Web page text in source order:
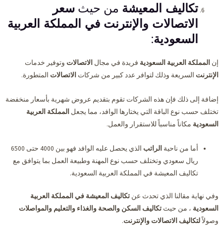
تكاليف المعيشة من حيثسعر
الاتصالات والإنترنت في المملكة العربية
السعودية:
إن المملكة العربية السعودية فريدة في مجال الاتصالات وتوفير خدمات
الإنترنت السريعة وذلك لتوافر عدد كبير من شركات الاتصالات المتطورة.
إضافة إلى ذلك فإن هذه الشركات تقوم بتقديم عروض شهرية بأسعار منخفضة
تختلف حسب نوع الباقة التي يختارها الوافد، مما يجعل المملكة العربية
السعودية مكاناً مناسباً للاستقرار والعمل.
أما من ناحية الراتب
الذي يحصل عليه الوافد فهو بين 4000 حتى 6500
ريال سعودي وتختلف حسب نوع المهنة وطبيعة العمل بما يتوافق مع
تكاليف المعيشة في المملكة العربية السعودية.
وفي نهاية مقالنا الذي تحدث عنتكاليف المعيشة في المملكة العربية
السعودية ، من حيثتكاليف السكن والصحة والغذاء والتعليم والمواصلات
وصولاًلتكاليف الاتصالات والإنترنت.